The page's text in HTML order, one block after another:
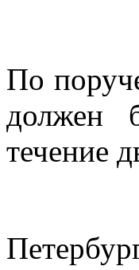
По
должен
течение